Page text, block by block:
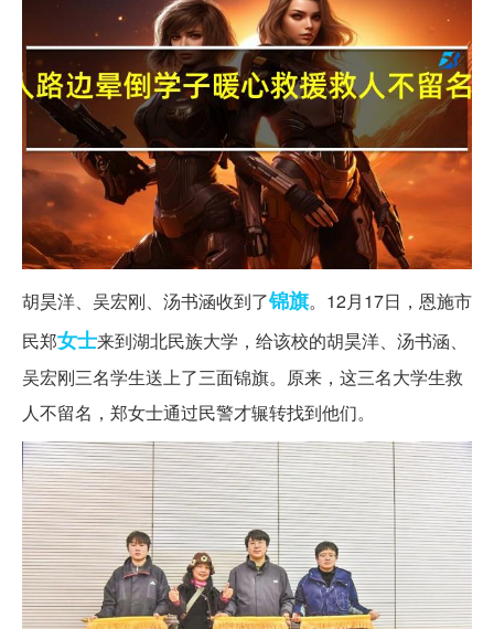
胡昊洋、吴宏刚、汤书涵收到了锦旗。12月17日，恩施市
民郑女士来到湖北民族大学，给该校的胡昊洋、汤书涵、
吴宏刚三名学生送上了三面锦旗。原来，这三名大学生救
人不留名，郑女士通过民警才辗转找到他们。